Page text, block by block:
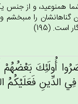
همنوعيد، و از جنس
را مى‏بخشم و
(195)
أُولَئِك‌َ
الدِّين‌ِ فَعَلَيْكُم‌ُ